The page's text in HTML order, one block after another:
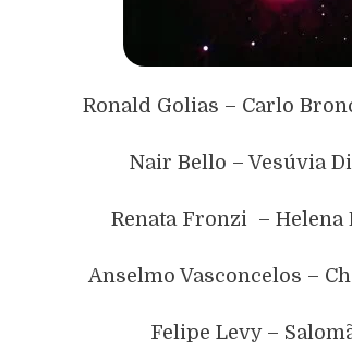
Ronald Golias – Carlo
Nair Bello – Vesúvia
Renata Fronzi – Helena
Anselmo Vasconcelos –
Felipe Levy –